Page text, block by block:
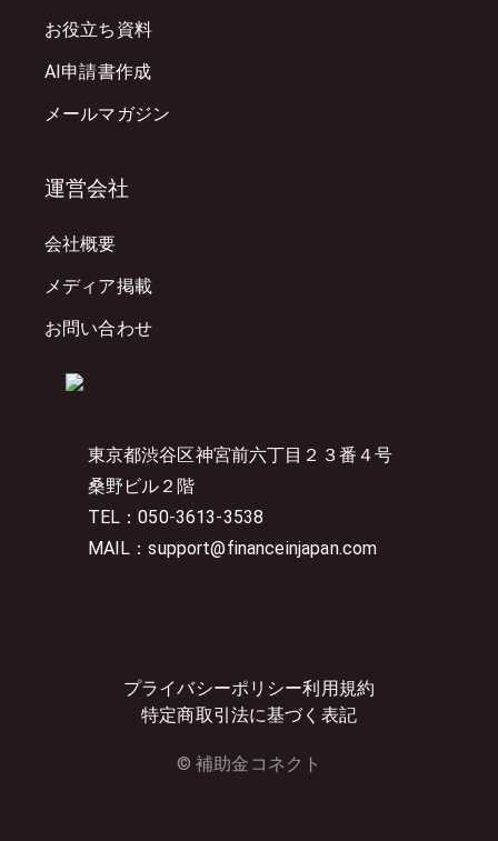
東京都渋谷区神宮前六丁目２３番４号
桑野ビル２階
TEL：050-3613-3538
MAIL：support@financeinjapan.com
プライバシーポリシー利用規約
特定商取引法に基づく表記
© 補助金コネクト
お役立ち資料
AI申請書作成
メールマガジン
運営会社
会社概要
メディア掲載
お問い合わせ